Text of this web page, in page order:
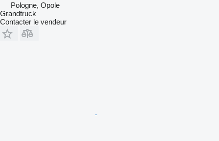
Pologne, Opole
Grandtruck
Contacter le vendeur